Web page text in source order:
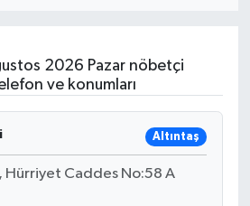
2026 Pazar nöbetçi
ve konumları
Altıntaş
Hürriyet Caddes No:58 A